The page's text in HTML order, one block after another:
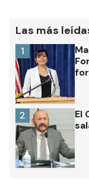
Las más
1
El
2